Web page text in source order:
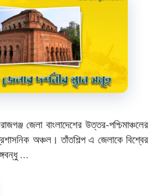
জেলা বাংলাদেশের উত্তর-পশ্চিমাঞ্চলের
অঞ্চল। তাঁতশিল্প এ জেলাকে বিশ্বের
…